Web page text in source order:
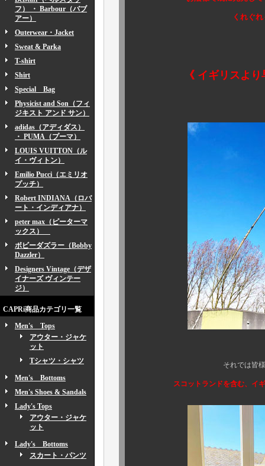
フ） ・ Barbour（バブ
アー）
Outerwear・Jacket
Sweat & Parka
T-shirt
Shirt
Special Bag
Physicist and Son（フィ
ジキスト アンド サン）
adidas（アディダス）
・ PUMA（プーマ）
LOUIS VUITTON（ル
イ・ヴィトン）
Emilio Pucci（エミリオ
プッチ）
Robert INDIANA（ロバ
ート・インディアナ）
peter max（ピーターマ
ックス）
ボビーダズラー（Bobby
Dazzler）
Designers Vintage（デザ
イナーズ ヴィンテー
ジ）
CAPRi商品カテゴリ一覧
Men's Tops
アウター・ジャケ
ット
Tシャツ・シャツ
Men's Bottoms
Men's Shoes & Sandals
Lady's Tops
アウター・ジャケ
ット
Lady's Bottoms
スカート・パンツ
くれぐれもお早めに
《 イギリスよ
それでは皆様方、 大変長
スコットランドを含む、イ